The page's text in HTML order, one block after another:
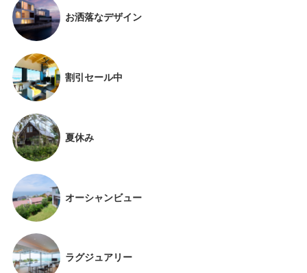
お洒落なデザイン
割引セール中
夏休み
オーシャンビュー
ラグジュアリー